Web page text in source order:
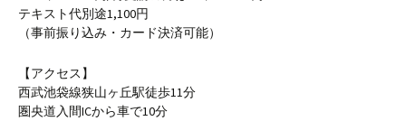
テキスト代別途1,100円
（事前振り込み・カード決済可能）
【アクセス】
西武池袋線狭山ヶ丘駅徒歩11分
圏央道入間ICから車で10分